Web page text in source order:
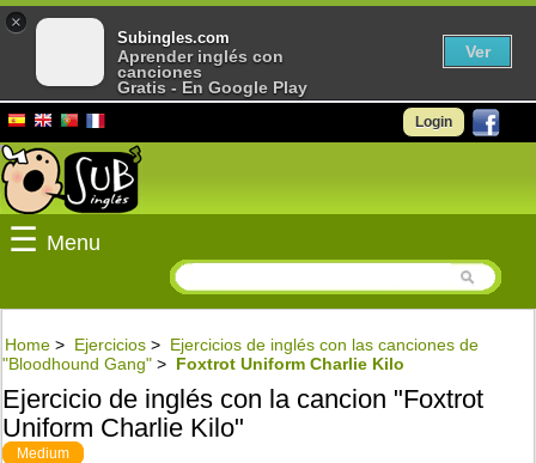
Login
☰ Menu
Home > Ejercicios > Ejercicios de inglés con las canciones de
"Bloodhound Gang" > Foxtrot Uniform Charlie Kilo
Ejercicio de inglés con la cancion "Foxtrot
Uniform Charlie Kilo"
Medium
×
Subingles.com
Aprender inglés con
canciones
Gratis - En Google Play
Ver